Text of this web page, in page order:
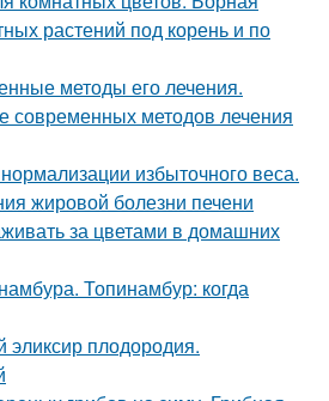
растений под корень и по
методы его лечения.
современных методов лечения
избыточного веса.
жировой болезни печени
за цветами в домашних
Топинамбур: когда
эликсир плодородия.